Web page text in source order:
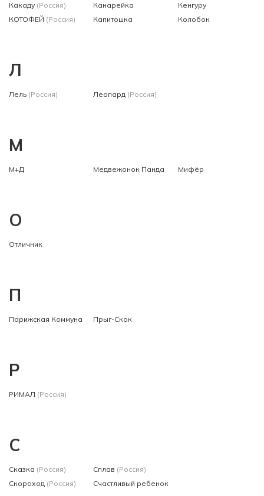
Какаду (Россия)
КОТОФЕЙ (Россия)
Канарейка
Капитошка
Кенгуру
Колобок
Л
Лель (Россия) Леопард (Россия)
М
М+Д Медвежонок Панда Мифёр
О
Отличник
П
Парижская Коммуна Прыг-Скок
Р
РИМАЛ (Россия)
С
Сказка (Россия)
Скороход (Россия)
Сплав (Россия)
Счастливый ребенок